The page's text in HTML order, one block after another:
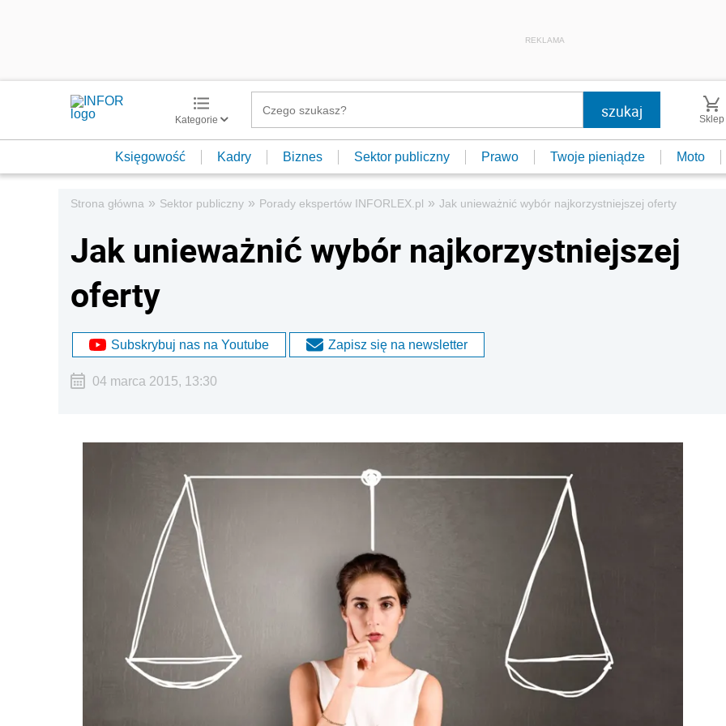
REKLAMA
Kategorie Sklep
Księgowość Kadry Biznes Sektor publiczny Prawo Twoje pieniądze Moto
Strona główna » Sektor publiczny » Porady ekspertów INFORLEX.pl » Jak unieważnić wybór najkorzystniejszej oferty
Jak unieważnić wybór najkorzystniejszej
oferty
Subskrybuj nas na Youtube Zapisz się na newsletter
04 marca 2015, 13:30